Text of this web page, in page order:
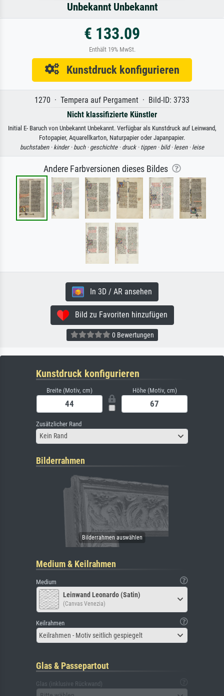
Unbekannt Unbekannt
€ 133.09
Enthält 19% MwSt.
Kunstdruck konfigurieren
1270 · Tempera auf Pergament · Bild-ID: 3733
Nicht klassifizierte Künstler
Initial E- Baruch von Unbekannt Unbekannt. Verfügbar als Kunstdruck auf Leinwand,
Fotopapier, Aquarellkarton, Naturpapier oder Japanpapier.
buchstaben · kinder · buch · geschichte · druck · tippen · bild · lesen · leise
Andere Farbversionen dieses Bildes
In 3D / AR ansehen
Bild zu Favoriten hinzufügen
0 Bewertungen
Kunstdruck konfigurieren
Breite (Motiv, cm) Höhe (Motiv, cm)
Zusätzlicher Rand
Kein Rand
Bilderrahmen
Medium & Keilrahmen
Medium
Leinwand Leonardo (Satin)
(Canvas Venezia)
Keilrahmen
Keilrahmen - Motiv seitlich gespiegelt
Glas & Passepartout
Glas (inklusive Rückwand)